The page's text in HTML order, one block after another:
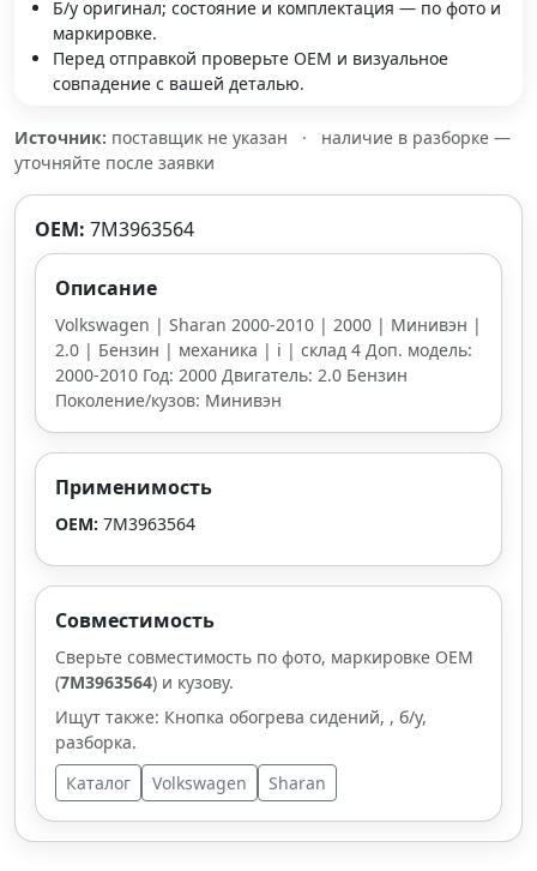
Б/у оригинал; состояние и комплектация — по фото и
маркировке.
Перед отправкой проверьте OEM и визуальное
совпадение с вашей деталью.
Источник: поставщик не указан ·
наличие в разборке —
уточняйте после заявки
OEM: 7M3963564
Описание
Volkswagen | Sharan 2000-2010 | 2000 | Минивэн |
2.0 | Бензин | механика | i | склад 4 Доп. модель:
2000-2010 Год: 2000 Двигатель: 2.0 Бензин
Поколение/кузов: Минивэн
Применимость
OEM: 7M3963564
Совместимость
Сверьте совместимость по фото, маркировке OEM
(7M3963564) и кузову.
Ищут также: Кнопка обогрева сидений, , б/у,
разборка.
Каталог
Volkswagen Sharan